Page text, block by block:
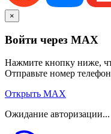
×
Войти через MAX
Нажмите кнопку ниже,
Отправьте номер
Открыть MAX
Ожидание авторизации...